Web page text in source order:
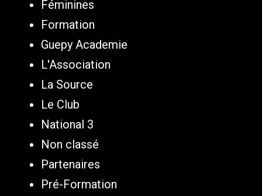
Féminines
Formation
Guepy Academie
L'Association
La Source
Le Club
National 3
Non classé
Partenaires
Pré-Formation